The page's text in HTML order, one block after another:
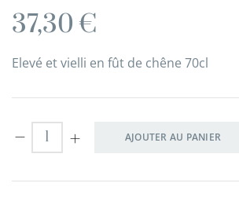
37,30 €
Elevé et vielli en fût de chêne 70cl
AJOUTER AU PANIER